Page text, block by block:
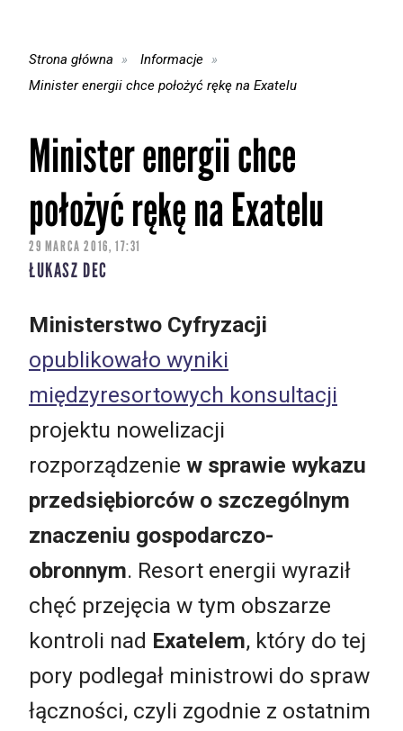
Strona główna
Informacje
Minister energii chce położyć rękę na Exatelu
Minister energii chce
położyć rękę na Exatelu
29 MARCA 2016, 17:31
ŁUKASZ DEC
Ministerstwo Cyfryzacji
opublikowało wyniki
międzyresortowych konsultacji
projektu nowelizacji
rozporządzenie w sprawie wykazu
przedsiębiorców o szczególnym
znaczeniu gospodarczo-
obronnym. Resort energii wyraził
chęć przejęcia w tym obszarze
kontroli nad Exatelem, który do tej
pory podlegał ministrowi do spraw
łączności, czyli zgodnie z ostatnim